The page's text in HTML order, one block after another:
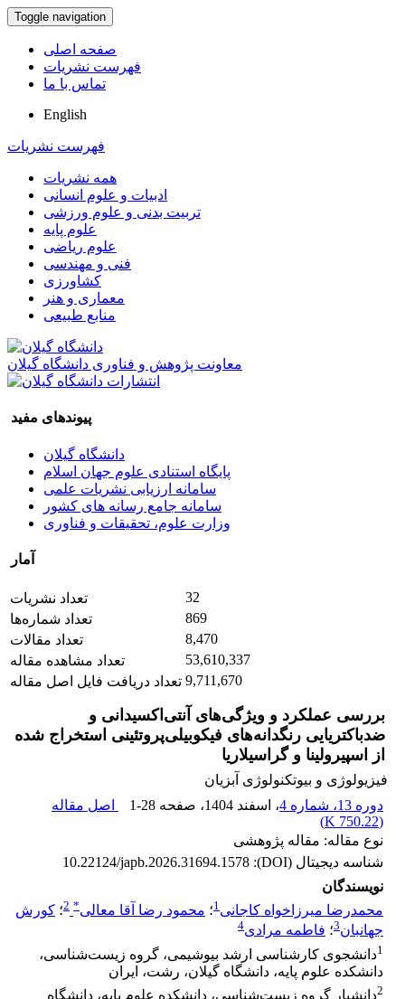
Toggle navigation
صفحه اصلی
فهرست نشریات
تماس با ما
English
فهرست نشریات
همه نشریات
ادبیات و علوم انسانی
تربیت بدنی و علوم ورزشی
علوم پایه
علوم ریاضی
فنی و مهندسی
کشاورزی
معماری و هنر
منابع طبیعی
معاونت پژوهش و فناوری دانشگاه گیلان
پیوندهای مفید
دانشگاه گیلان
پایگاه استنادی علوم جهان اسلام
سامانه ارزیابی نشریات علمی
سامانه جامع رسانه های کشور
وزارت علوم، تحقیقات و فناوری
آمار
تعداد نشریات
32
تعداد شماره‌ها
869
تعداد مقالات
8,470
تعداد مشاهده مقاله
53,610,337
تعداد دریافت فایل اصل مقاله 9,711,670
بررسی ‌عملکرد و ویژگی‌های آنتی‌اکسیدانی و
ضدباکتریایی ‌رنگدانه‌های فیکوبیلی‌پروتئینی استخراج شده
از اسپیرولینا و گراسیلاریا
فیزیولوژی و بیوتکنولوژی آبزیان
دوره 13، شماره 4
، اسفند 1404 ، صفحه 1-28
اصل مقاله
(
750.22 K
)
نوع مقاله: مقاله پژوهشی
شناسه دیجیتال (DOI):
10.22124/japb.2026.31694.1578
نویسندگان
محمدرضا میرزاخواه کاجانی1؛ محمود رضا آقا معالی*
2؛ کورش
جهانبان3؛ فاطمه مرادی4
1دانشجوی کارشناسی ارشد بیوشیمی، گروه زیست‌شناسی،
دانشکده علوم پایه، دانشگاه گیلان، رشت، ایران
2دانشیار گروه زیست‌شناسی، دانشکده علوم پایه، دانشگاه